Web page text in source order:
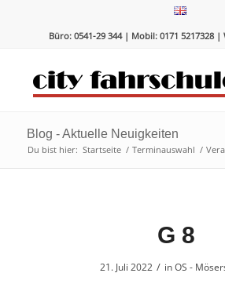
Büro: 0541-29 344 | Mobil: 0171 5217328 |
Blog - Aktuelle Neuigkeiten
Du bist hier: Startseite / Terminauswahl /
G 8
21. Juli 2022 / inOS -